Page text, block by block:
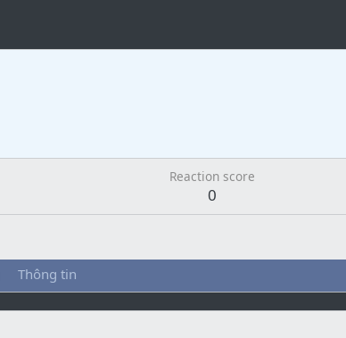
Reaction score
0
Thông tin